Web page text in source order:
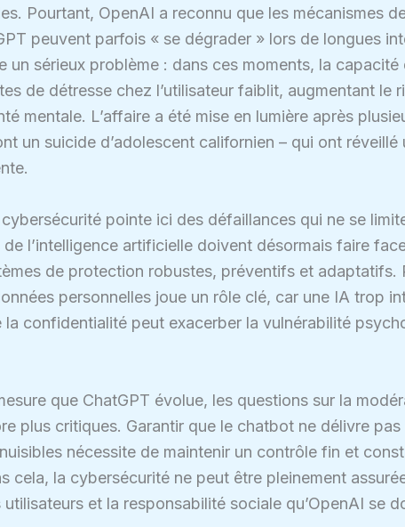
Pourtant, OpenAI a reconnu que les mécanismes
peuvent parfois « se dégrader » lors de longues
un sérieux problème : dans ces moments, la capacité
de détresse chez l’utilisateur faiblit, augmentant le
mentale. L’affaire a été mise en lumière après
un suicide d’adolescent californien – qui ont réveillé
pointe ici des défaillances qui ne se
l’intelligence artificielle doivent désormais faire
de protection robustes, préventifs et adaptatifs.
personnelles joue un rôle clé, car une IA trop
la confidentialité peut exacerber la vulnérabilité
que ChatGPT évolue, les questions sur la
plus critiques. Garantir que le chatbot ne délivre
nécessite de maintenir un contrôle fin et
cela, la cybersécurité ne peut être pleinement
et la responsabilité sociale qu’OpenAI se